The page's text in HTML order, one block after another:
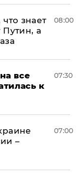
знает
а
08:00
все
к
07:30
–
07:00